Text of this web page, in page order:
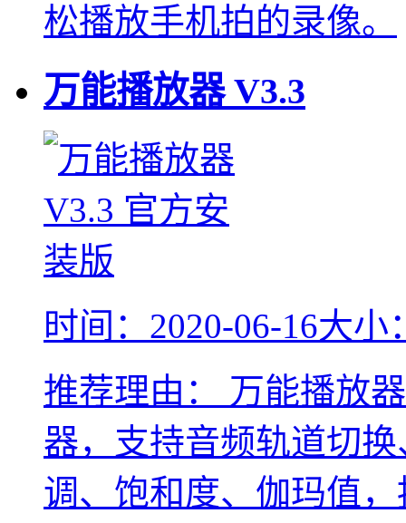
松播放手机拍的录像。
万能播放器V3.3
时间：2020-06-16大小
推荐理由：
万能播放
器，支持音频轨道切
调、饱和度、伽玛值